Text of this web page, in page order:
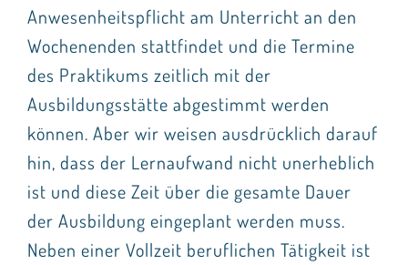
Anwesenheitspflicht am Unterricht an den
Wochenenden stattfindet und die Termine
des Praktikums zeitlich mit der
Ausbildungsstätte abgestimmt werden
können. Aber wir weisen ausdrücklich darauf
hin, dass der Lernaufwand nicht unerheblich
ist und diese Zeit über die gesamte Dauer
der Ausbildung eingeplant werden muss.
Neben einer Vollzeit beruflichen Tätigkeit ist